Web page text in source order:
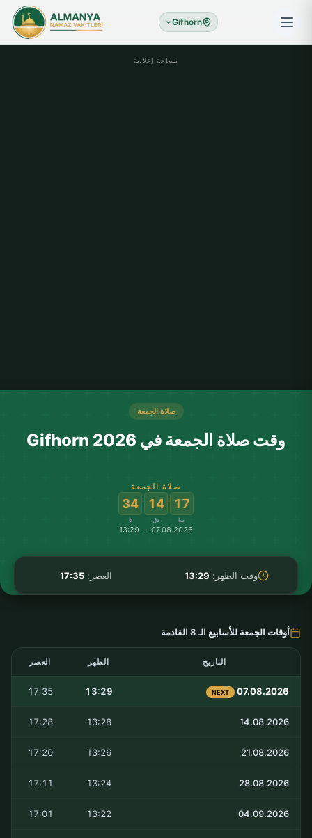
Gifhorn
مساحة إعلانية
صلاة الجمعة
وقت صلاة الجمعة في Gifhorn 2026
صلاة الجمعة
17
سا
:
14
دق
:
34
ثا
07.08.2026 — 13:29
وقت الظهر: 13:29 العصر:17:35
أوقات الجمعة للأسابيع الـ 8 القادمة
التاريخ الظهر العصر
07.08.2026
NEXT
13:29
17:35
14.08.2026
13:28
17:28
21.08.2026
13:26
17:20
28.08.2026
13:24
17:11
04.09.2026
13:22
17:01